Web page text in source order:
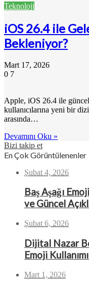
Teknoloji
iOS 26.4 ile
Bekleniyor?
Mart 17, 2026
0 7
Apple, iOS 26.4 ile
kullanıcılarına yeni bir
arasında…
Devamını Oku »
Bizi takip et
En Çok Görüntülenenler
Şubat 4, 2026
Baş Aşağı
ve Güncel
Şubat 6, 2026
Dijital Nazar
Emoji
Mart 1, 2026